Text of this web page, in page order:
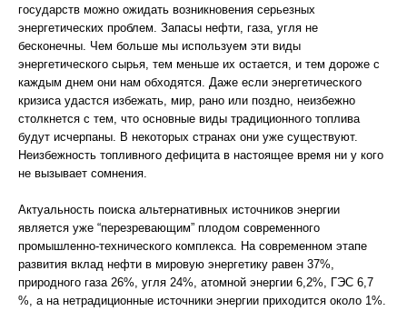
государств можно ожидать возникновения серьезных
энергетических проблем. Запасы нефти, газа, угля не
бесконечны. Чем больше мы используем эти виды
энергетического сырья, тем меньше их остается, и тем дороже с
каждым днем они нам обходятся. Даже если энергетического
кризиса удастся избежать, мир, рано или поздно, неизбежно
столкнется с тем, что основные виды традиционного топлива
будут исчерпаны. В некоторых странах они уже существуют.
Неизбежность топливного дефицита в настоящее время ни у кого
не вызывает сомнения.
Актуальность поиска альтернативных источников энергии
является уже “перезревающим” плодом современного
промышленно-технического комплекса. На современном этапе
развития вклад нефти в мировую энергетику равен 37%,
природного газа 26%, угля 24%, атомной энергии 6,2%, ГЭС 6,7
%, а на нетрадиционные источники энергии приходится около 1%.